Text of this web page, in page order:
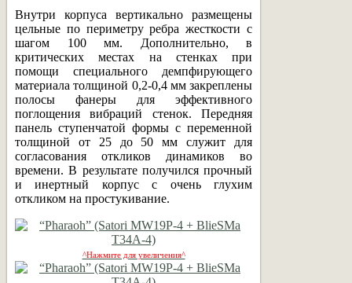
Внутри корпуса вертикально размещены
цельные по периметру ребра жесткости с
шагом 100 мм. Дополнительно, в
критических местах на стенках при
помощи специального демпфирующего
материала толщиной 0,2-0,4 мм закреплены
полосы фанеры для эффективного
поглощения вибраций стенок. Передняя
панель ступенчатой формы с переменной
толщиной от 25 до 50 мм служит для
согласования откликов динамиков во
времени. В результате получился прочный
и инертный корпус с очень глухим
откликом на простукивание.
^Нажмите для увеличения^